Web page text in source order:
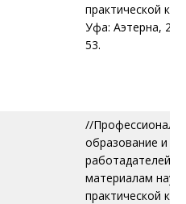
практической
Уфа: Аэтерна,
53.
//
образование и
работадателей
материалам
практической